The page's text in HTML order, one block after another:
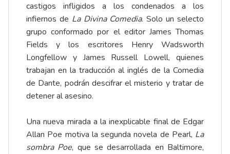
castigos infligidos a los condenados a los
infiernos de La Divina Comedia. Solo un selecto
grupo conformado por el editor James Thomas
Fields y los escritores Henry Wadsworth
Longfellow y James Russell Lowell, quienes
trabajan en la traducción al inglés de la Comedia
de Dante, podrán descifrar el misterio y tratar de
detener al asesino.
Una nueva mirada a la inexplicable final de Edgar
Allan Poe motiva la segunda novela de Pearl, La
sombra Poe, que se desarrollada en Baltimore,